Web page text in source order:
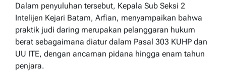
Dalam penyuluhan tersebut, Kepala Sub Seksi 2
Intelijen Kejari Batam, Arfian, menyampaikan bahwa
praktik judi daring merupakan pelanggaran hukum
berat sebagaimana diatur dalam Pasal 303 KUHP dan
UU ITE, dengan ancaman pidana hingga enam tahun
penjara.